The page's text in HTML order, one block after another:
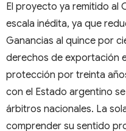
El proyecto ya remitido al
escala inédita, ya que
Ganancias al quince por
derechos de exportación
protección por treinta
con el Estado argentino
árbitros nacionales. La
comprender su sentido